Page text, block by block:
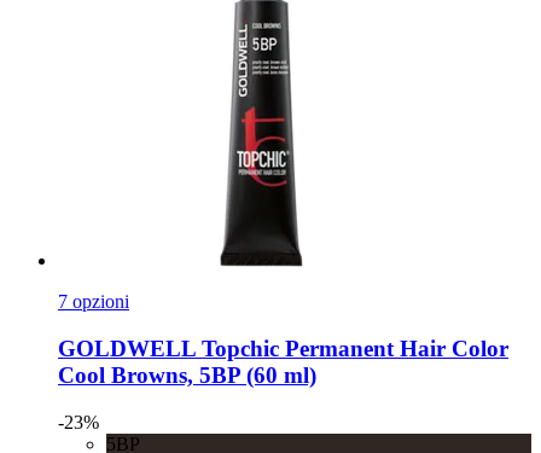
7 opzioni
GOLDWELL Topchic Permanent Hair Color
Cool Browns, 5BP (60 ml)
-23%
5BP